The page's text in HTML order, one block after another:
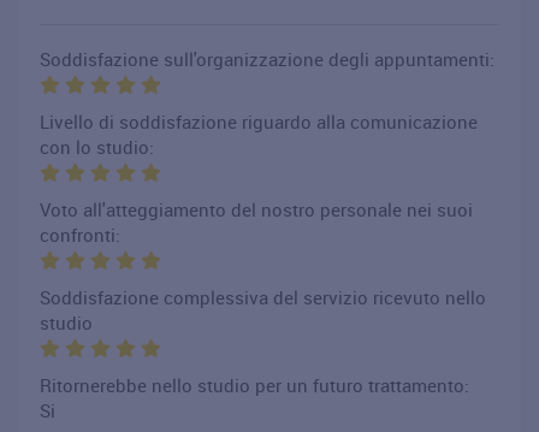
Soddisfazione sull'organizzazione degli appuntamenti:
Livello di soddisfazione riguardo alla comunicazione
con lo studio:
Voto all'atteggiamento del nostro personale nei suoi
confronti:
Soddisfazione complessiva del servizio ricevuto nello
studio
Ritornerebbe nello studio per un futuro trattamento:
Si